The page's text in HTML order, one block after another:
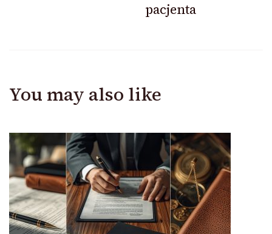
pacjenta
You may also like